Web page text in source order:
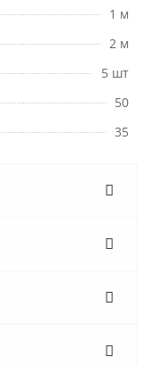
1 м
2 м
5 шт
50
35